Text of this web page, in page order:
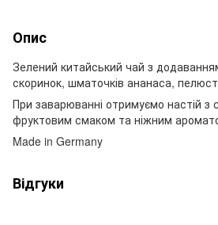
Опис
Зелений китайський чай з
скоринок, шматочків ананаса,
При заварюванні отримуємо настій з
фруктовим смаком та ніжним
Made in Germany
Відгуки